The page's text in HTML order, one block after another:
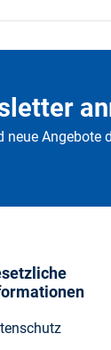
neue Angebote